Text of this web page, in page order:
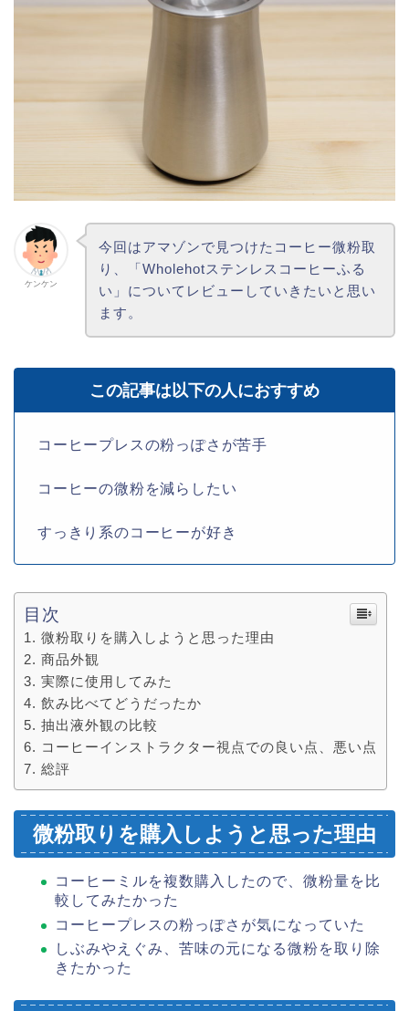
ケンケン
今回はアマゾンで見つけたコーヒー微粉取
り、「Wholehotステンレスコーヒーふる
い」についてレビューしていきたいと思い
ます。
この記事は以下の人におすすめ
コーヒープレスの粉っぽさが苦手
コーヒーの微粉を減らしたい
すっきり系のコーヒーが好き
目次
微粉取りを購入しようと思った理由
商品外観
実際に使用してみた
飲み比べてどうだったか
抽出液外観の比較
コーヒーインストラクター視点での良い点、悪い点
総評
微粉取りを購入しようと思った理由
コーヒーミルを複数購入したので、微粉量を比
較してみたかった
コーヒープレスの粉っぽさが気になっていた
しぶみやえぐみ、苦味の元になる微粉を取り除
きたかった